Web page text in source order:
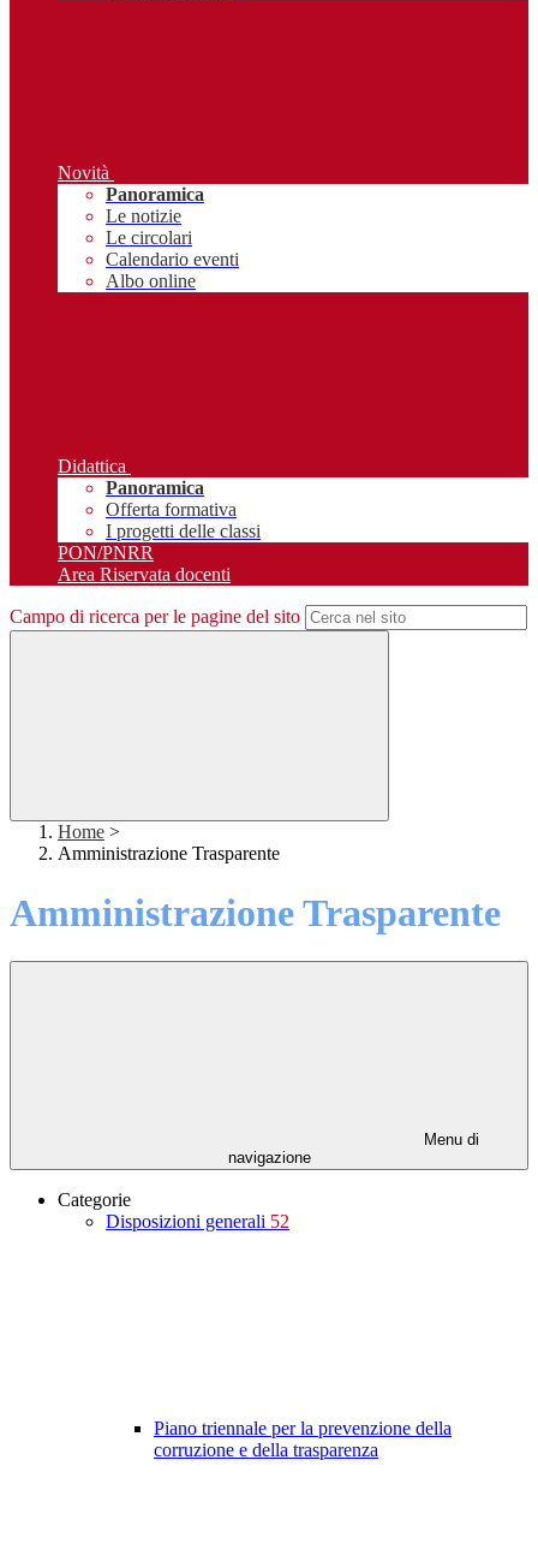
Novità
Panoramica
Le notizie
Le circolari
Calendario eventi
Albo online
Didattica
Panoramica
Offerta formativa
I progetti delle classi
PON/PNRR
Area Riservata docenti
Campo di ricerca per le pagine del sito
Home >
Amministrazione Trasparente
Amministrazione Trasparente
Menu di
navigazione
Categorie
Disposizioni generali 52
Piano triennale per la prevenzione della
corruzione e della trasparenza